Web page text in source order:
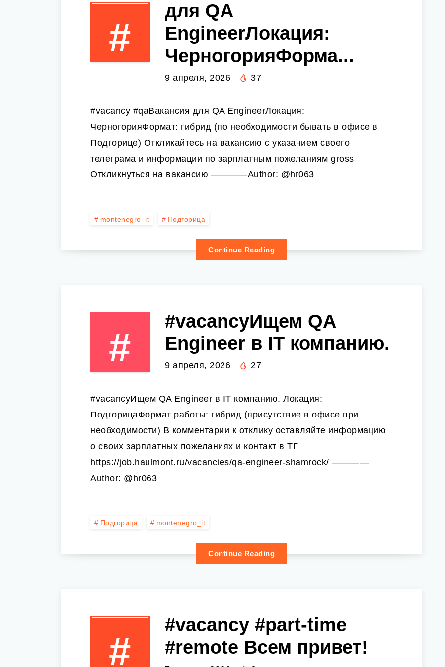
#
для QA
EngineerЛокация:
ЧерногорияФорма...
9 апреля, 2026 37
#vacancy #qaВакансия для QA EngineerЛокация:
ЧерногорияФормат: гибрид (по необходимости бывать в офисе в
Подгорице) Откликайтесь на вакансию с указанием своего
телеграма и информации по зарплатным пожеланиям gross
Откликнуться на вакансию ————Author: @hr063
montenegro_it Подгорица
Continue Reading
#
#vacancyИщем QA
Engineer в IT компанию.
9 апреля, 2026 27
#vacancyИщем QA Engineer в IT компанию. Локация:
ПодгорицаФормат работы: гибрид (присутствие в офисе при
необходимости) В комментарии к отклику оставляйте информацию
о своих зарплатных пожеланиях и контакт в ТГ
https://job.haulmont.ru/vacancies/qa-engineer-shamrock/ ————
Author: @hr063
Подгорица montenegro_it
Continue Reading
#
#vacancy #part-time
#remote Всем привет!